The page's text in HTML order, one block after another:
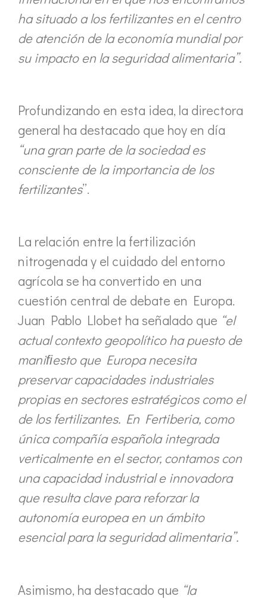
ha situado a los fertilizantes en el centro
de atención de la economía mundial por
su impacto en la seguridad alimentaria”.
Profundizando en esta idea, la directora
general ha destacado que hoy en día
“una gran parte de la sociedad es
consciente de la importancia de los
fertilizantes”.
La relación entre la fertilización
nitrogenada y el cuidado del entorno
agrícola se ha convertido en una
cuestión central de debate en Europa.
Juan Pablo Llobet ha señalado que “el
actual contexto geopolítico ha puesto de
maniﬁesto que Europa necesita
preservar capacidades industriales
propias en sectores estratégicos como el
de los fertilizantes. En Fertiberia, como
única compañía española integrada
verticalmente en el sector, contamos con
una capacidad industrial e innovadora
que resulta clave para reforzar la
autonomía europea en un ámbito
esencial para la seguridad alimentaria”.
Asimismo, ha destacado que “la